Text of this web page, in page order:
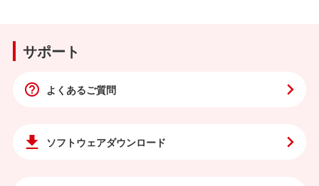
サポート
よくあるご質問
ソフトウェアダウンロード